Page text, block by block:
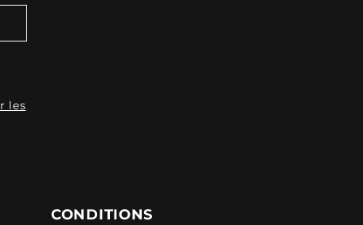
les
CONDITIONS